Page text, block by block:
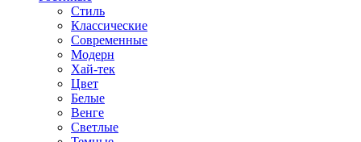
Стиль
Классические
Современные
Модерн
Хай-тек
Цвет
Белые
Венге
Светлые